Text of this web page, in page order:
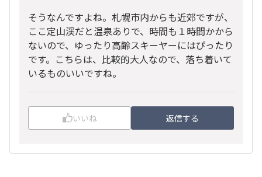
そうなんですよね。札幌市内からも近郊ですが、
ここ定山渓だと温泉ありで、時間も１時間かから
ないので、ゆったり高齢スキーヤーにはぴったり
です。こちらは、比較的大人なので、落ち着いて
いるものいいですね。
いいね 返信する